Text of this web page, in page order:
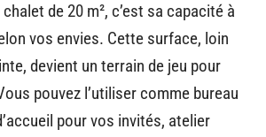
de 20 m², c’est sa capacité à
vos envies. Cette surface, loin
devient un terrain de jeu pour
pouvez l’utiliser comme bureau
pour vos invités, atelier